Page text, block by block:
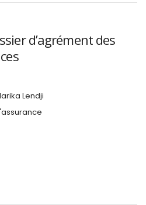
d’agrément des
Lendji